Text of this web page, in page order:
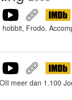
Frodo.
meer dan 1.100